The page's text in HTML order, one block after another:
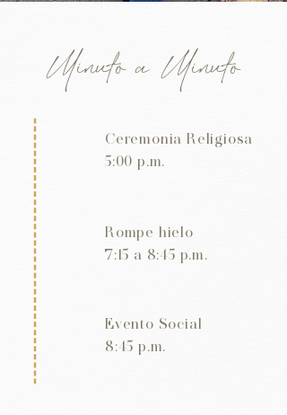
Minuto a Minuto
Ceremonia Religiosa
5:00 p.m.
Rompe hielo
7:15 a 8:45 p.m.
Evento Social
8:45 p.m.